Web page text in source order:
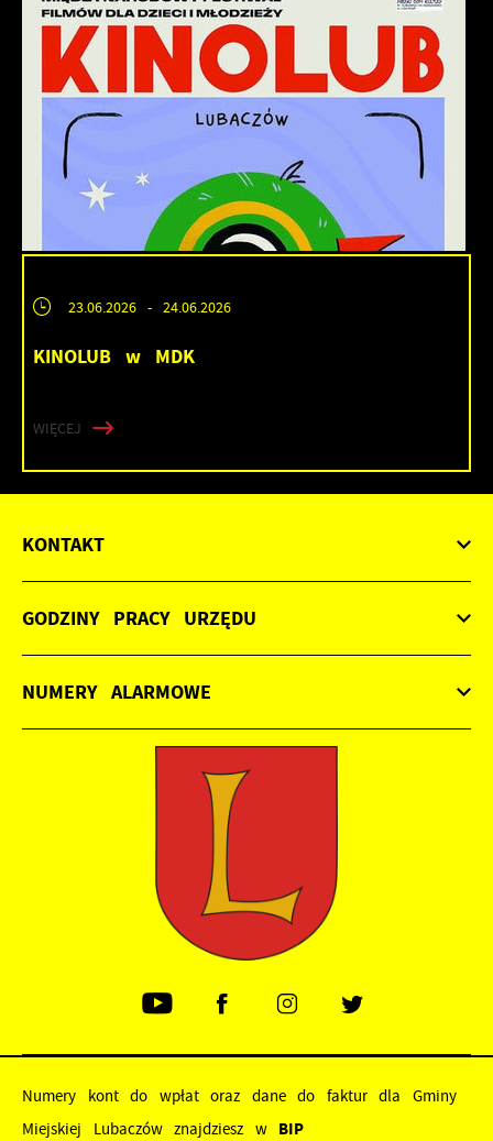
23.06.2026 - 24.06.2026
KINOLUB w MDK
WIĘCEJ
KONTAKT
GODZINY PRACY URZĘDU
NUMERY ALARMOWE
Numery kont do wpłat oraz dane do faktur dla Gminy
Miejskiej Lubaczów znajdziesz w BIP